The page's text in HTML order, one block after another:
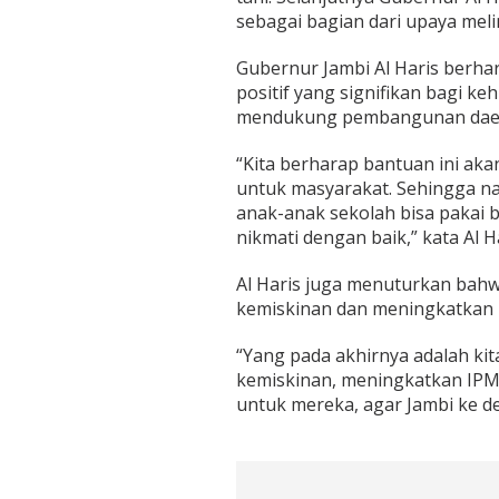
a
h
i
n
g
g
T
a
m
b
a
a
n
a
a
n
sebagai bagian dari upaya
Gubernur Jambi Al Haris
positif yang signifikan bagi
mendukung pembangunan
“Kita berharap bantuan ini
untuk masyarakat. Sehingga
anak-anak sekolah bisa pakai
nikmati dengan baik,” kata Al
Al Haris juga menuturkan
kemiskinan dan meningkatkan
“Yang pada akhirnya adalah
kemiskinan, meningkatkan
untuk mereka, agar Jambi ke